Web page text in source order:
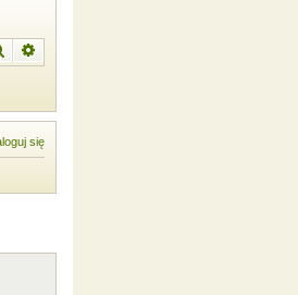
Szukaj
się